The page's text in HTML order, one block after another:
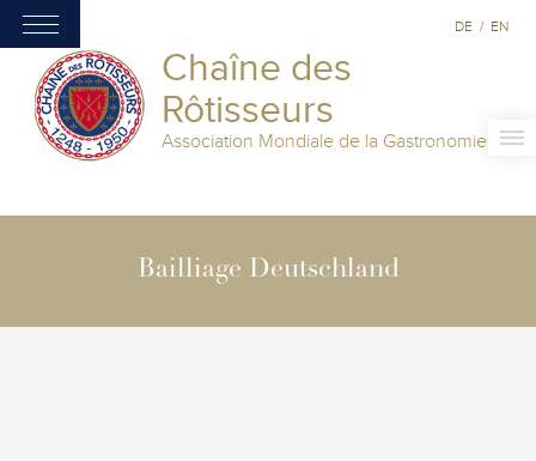
Chaîne des
Rôtisseurs
Association Mondiale de la Gastronomie
DE / EN
Bailliage Deutschland